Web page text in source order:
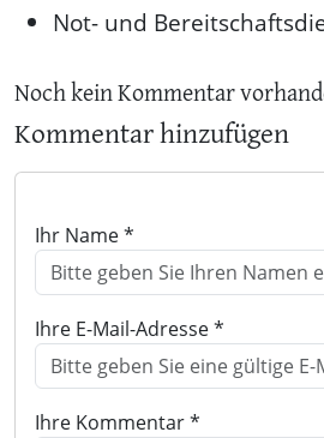
Not- und
Noch kein Kommentar
Kommentar hinzufügen
Ihr Name *
Ihre E-Mail-Adresse *
Ihre Kommentar *